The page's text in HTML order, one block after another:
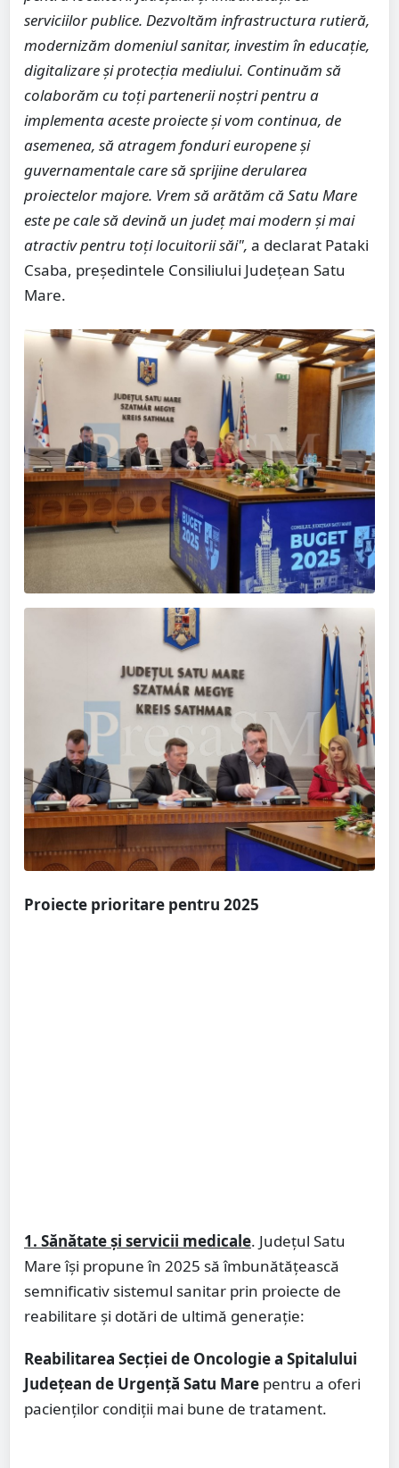
serviciilor publice. Dezvoltăm infrastructura rutieră,
modernizăm domeniul sanitar, investim în educație,
digitalizare și protecția mediului. Continuăm să
colaborăm cu toți partenerii noștri pentru a
implementa aceste proiecte și vom continua, de
asemenea, să atragem fonduri europene și
guvernamentale care să sprijine derularea
proiectelor majore. Vrem să arătăm că Satu Mare
este pe cale să devină un județ mai modern și mai
atractiv pentru toți locuitorii săi", a declarat Pataki
Csaba, președintele Consiliului Județean Satu
Mare.
Proiecte prioritare pentru 2025
1. Sănătate și servicii medicale. Județul Satu
Mare își propune în 2025 să îmbunătățească
semnificativ sistemul sanitar prin proiecte de
reabilitare și dotări de ultimă generație:
Reabilitarea Secției de Oncologie a Spitalului
Județean de Urgență Satu Mare pentru a oferi
pacienților condiții mai bune de tratament.